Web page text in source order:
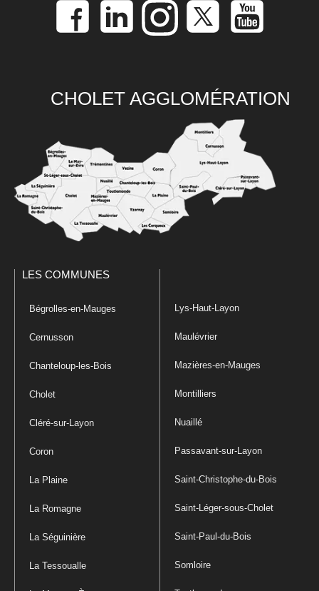
CHOLET AGGLOMÉRATION
LES COMMUNES
Bégrolles-en-Mauges
Cernusson
Chanteloup-les-Bois
Cholet
Cléré-sur-Layon
Coron
La Plaine
La Romagne
La Séguinière
La Tessoualle
Lys-Haut-Layon
Maulévrier
Mazières-en-Mauges
Montilliers
Nuaillé
Passavant-sur-Layon
Saint-Christophe-du-Bois
Saint-Léger-sous-Cholet
Saint-Paul-du-Bois
Somloire